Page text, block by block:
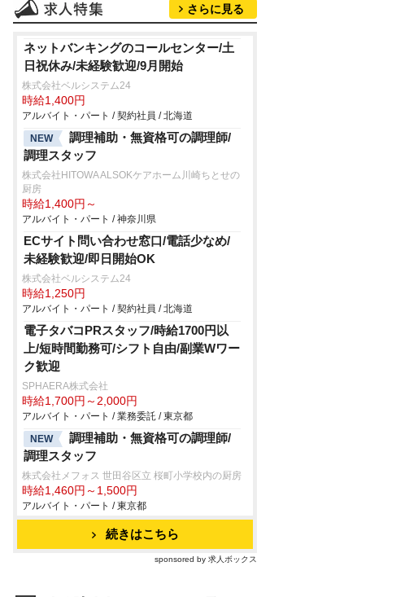
さらに見る
ネットバンキングのコールセンター/土
日祝休み/未経験歓迎/9月開始
株式会社ベルシステム24
時給1,400円
アルバイト・パート / 契約社員 / 北海道
NEW
調理補助・無資格可の調理師/
調理スタッフ
株式会社HITOWA ALSOKケアホーム川崎ちとせの
厨房
時給1,400円～
アルバイト・パート / 神奈川県
ECサイト問い合わせ窓口/電話少なめ/
未経験歓迎/即日開始OK
株式会社ベルシステム24
時給1,250円
アルバイト・パート / 契約社員 / 北海道
電子タバコPRスタッフ/時給1700円以
上/短時間勤務可/シフト自由/副業Wワー
ク歓迎
SPHAERA株式会社
時給1,700円～2,000円
アルバイト・パート / 業務委託 / 東京都
NEW
調理補助・無資格可の調理師/
調理スタッフ
株式会社メフォス 世田谷区立 桜町小学校内の厨房
時給1,460円～1,500円
アルバイト・パート / 東京都
続きはこちら
sponsored by 求人ボックス